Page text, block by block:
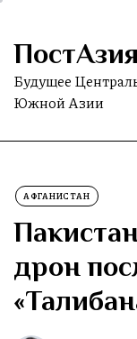
Skip
the
content
Будущее
Южной Азии
АФГАНИСТАН
дрон